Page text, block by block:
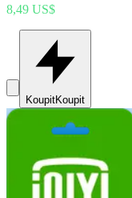
8,49 US$
KoupitKoupit